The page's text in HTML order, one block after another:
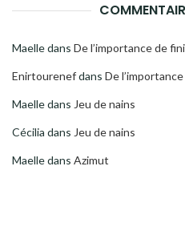
Maelledans De l’importance de
Enirtourenefdans De
Maelledans Jeu de nains
Cécilia dans Jeu de nains
Maelledans Azimut